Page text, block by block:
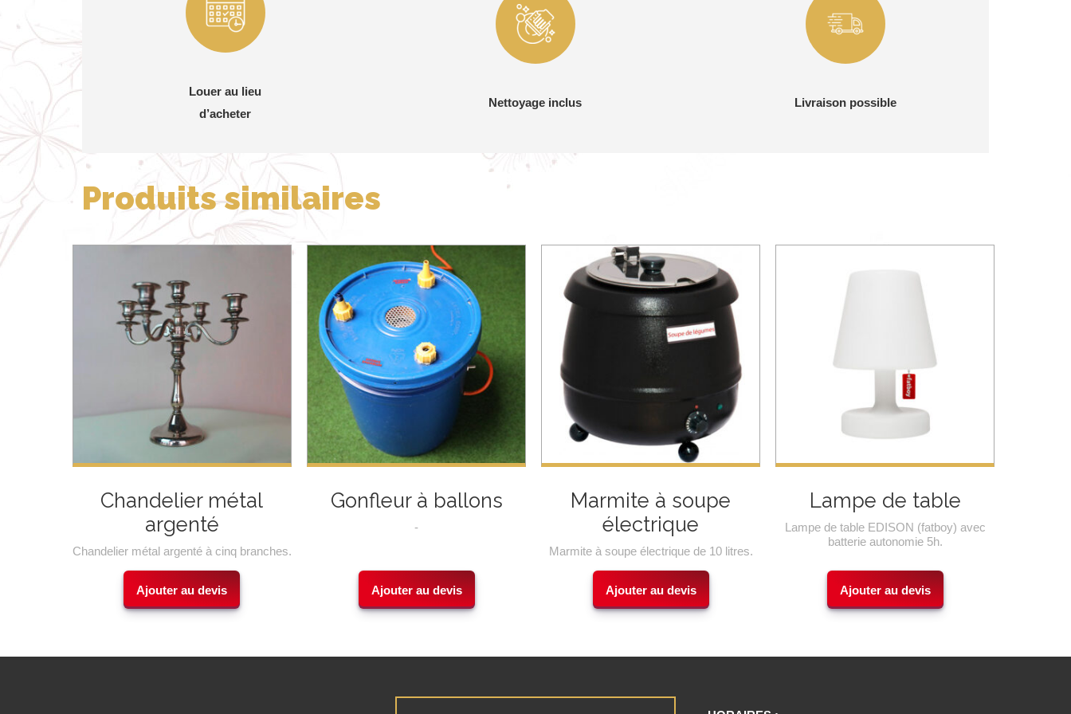
Louer au lieu
d’acheter
Nettoyage inclus Livraison possible
Produits similaires
Chandelier métal
argenté
Chandelier métal argenté à cinq branches.
Ajouter au devis
Gonfleur à ballons
-
Ajouter au devis
Marmite à soupe
électrique
Marmite à soupe électrique de 10 litres.
Ajouter au devis
Lampe de table
Lampe de table EDISON (fatboy) avec
batterie autonomie 5h.
Ajouter au devis